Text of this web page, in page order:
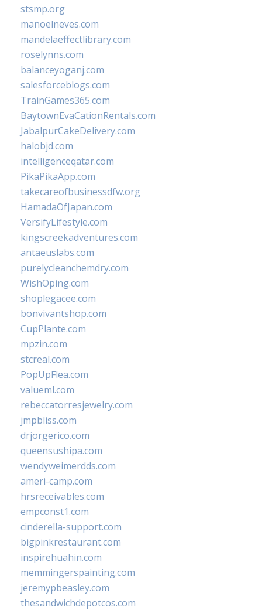
stsmp.org
manoelneves.com
mandelaeffectlibrary.com
roselynns.com
balanceyoganj.com
salesforceblogs.com
TrainGames365.com
BaytownEvaCationRentals.com
JabalpurCakeDelivery.com
halobjd.com
intelligenceqatar.com
PikaPikaApp.com
takecareofbusinessdfw.org
HamadaOfJapan.com
VersifyLifestyle.com
kingscreekadventures.com
antaeuslabs.com
purelycleanchemdry.com
WishOping.com
shoplegacee.com
bonvivantshop.com
CupPlante.com
mpzin.com
stcreal.com
PopUpFlea.com
valueml.com
rebeccatorresjewelry.com
jmpbliss.com
drjorgerico.com
queensushipa.com
wendyweimerdds.com
ameri-camp.com
hrsreceivables.com
empconst1.com
cinderella-support.com
bigpinkrestaurant.com
inspirehuahin.com
memmingerspainting.com
jeremypbeasley.com
thesandwichdepotcos.com